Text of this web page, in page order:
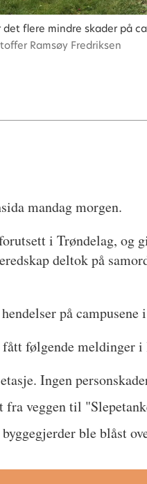
flere mindre skader på
Ramsøy Fredriksen
mandag morgen.
i Trøndelag, og
deltok på
på
følgende meldinger i
Ingen
veggen til
ble blåst